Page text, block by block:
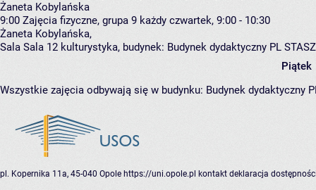
Żaneta Kobylańska
9:00 Zajęcia fizyczne, grupa 9 każdy czwartek, 9:00 - 10:30
Żaneta Kobylańska,
Sala Sala 12 kulturystyka, budynek: Budynek dydaktyczny PL
Piątek
Wszystkie zajęcia odbywają się w budynku: Budynek dydaktyczny
pl. Kopernika 11a, 45-040 Opole https://uni.opole.pl kontakt deklaracja